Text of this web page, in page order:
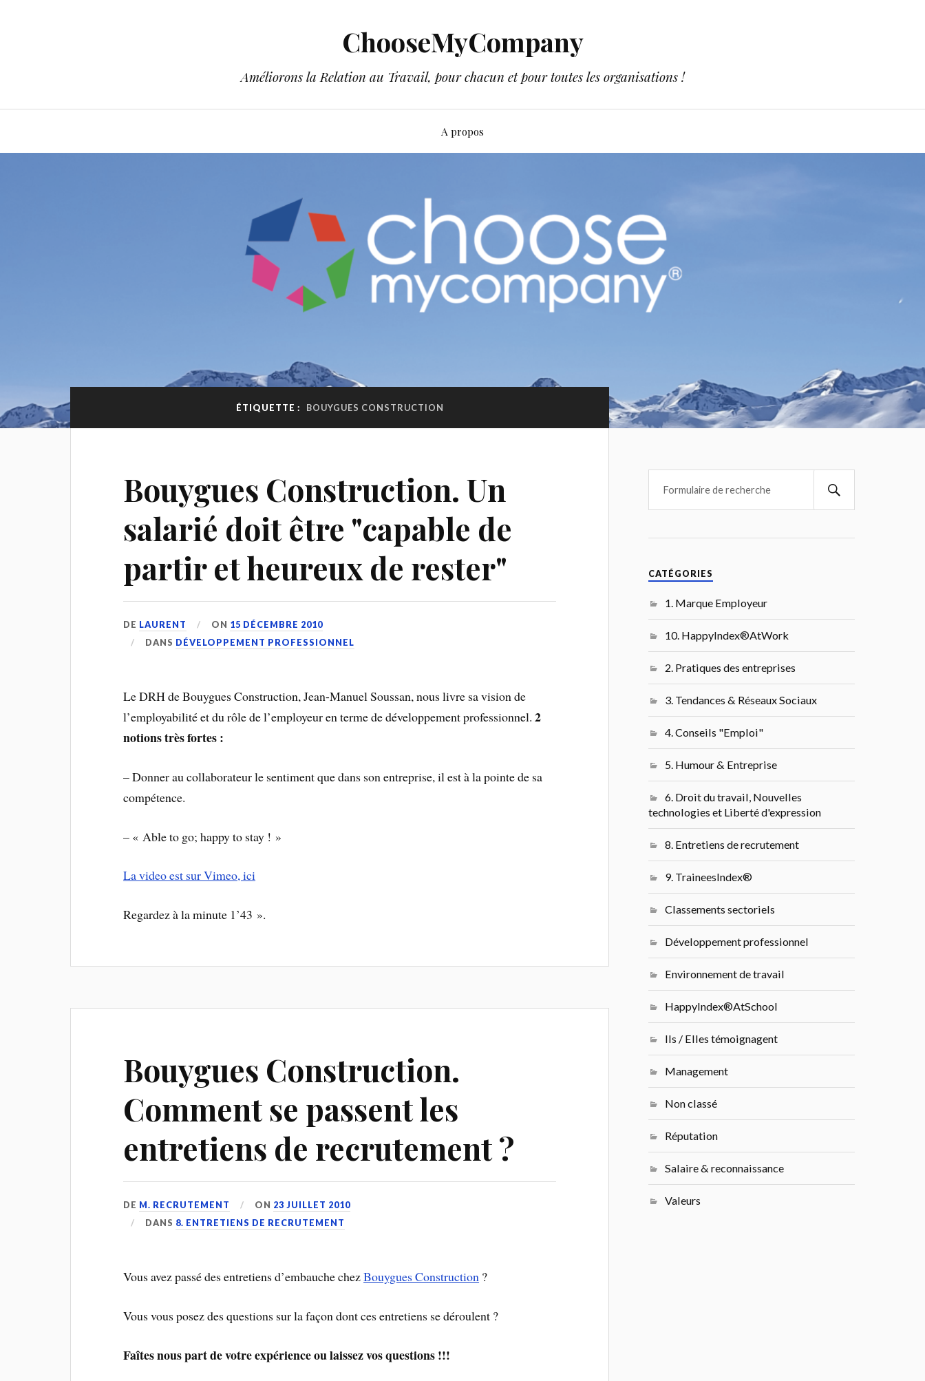
ChooseMyCompany
Améliorons la Relation au Travail, pour chacun et pour toutes les organisations !
A propos
ÉTIQUETTE : BOUYGUES CONSTRUCTION
Bouygues Construction. Un
salarié doit être "capable de
partir et heureux de rester"
DE LAURENT ON 15 DÉCEMBRE 2010
DANS DÉVELOPPEMENT PROFESSIONNEL
Le DRH de Bouygues Construction, Jean-Manuel Soussan, nous livre sa vision de
l’employabilité et du rôle de l’employeur en terme de développement professionnel.2
notions très fortes :
– Donner au collaborateur le sentiment que dans son entreprise, il est à la pointe de sa
compétence.
– « Able to go; happy to stay ! »
La video est sur Vimeo, ici
Regardez à la minute 1’43 ».
Bouygues Construction.
Comment se passent les
entretiens de recrutement ?
DE M. RECRUTEMENT ON 23 JUILLET 2010
DANS 8. ENTRETIENS DE RECRUTEMENT
Vous avez passé des entretiens d’embauche chezBouygues Construction ?
Vous vous posez des questions sur la façon dont ces entretiens se déroulent ?
Faîtes nous part de votre expérience ou laissez vos questions !!!
CATÉGORIES
1. Marque Employeur
10. HappyIndex®AtWork
2. Pratiques des entreprises
3. Tendances & Réseaux Sociaux
4. Conseils "Emploi"
5. Humour & Entreprise
6. Droit du travail, Nouvelles
technologies et Liberté d'expression
8. Entretiens de recrutement
9. TraineesIndex®
Classements sectoriels
Développement professionnel
Environnement de travail
HappyIndex®AtSchool
Ils / Elles témoignagent
Management
Non classé
Réputation
Salaire & reconnaissance
Valeurs